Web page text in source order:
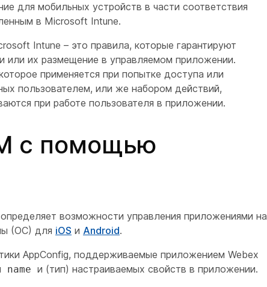
для мобильных устройств в части соответствия
в Microsoft Intune.
Intune – это правила, которые гарантируют
или их размещение в управляемом приложении.
применяется при попытке доступа или
пользователем, или же набором действий,
при работе пользователя в приложении.
с помощью
возможности управления приложениями на
(ОС) для iOS и Android.
AppConfig, поддерживаемые приложением Webex
name и (тип) настраиваемых свойств в приложении.